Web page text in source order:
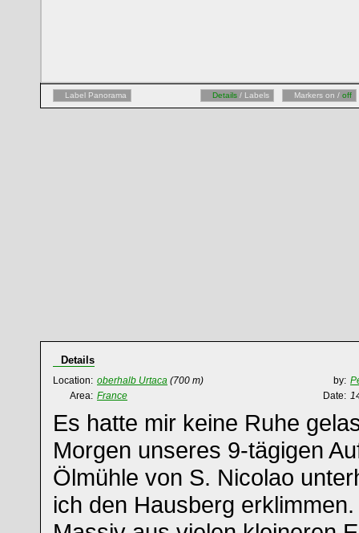
Label Panorama Details / Labels Markers on / off
Details
Location: oberhalb Urtaca (700 m) by:
Area: France Date:
Es hatte mir keine Ruhe
Morgen unseres 9-tägigen
Ölmühle von S. Nicolao
ich den Hausberg